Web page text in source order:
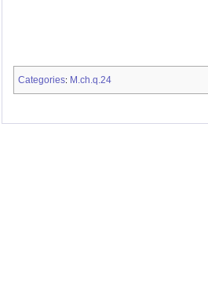
Categories: M.ch.q.24